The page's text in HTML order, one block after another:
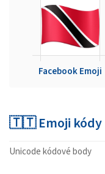
Facebook Emoji
🇹🇹 Emoji kódy
Unicode kódové body